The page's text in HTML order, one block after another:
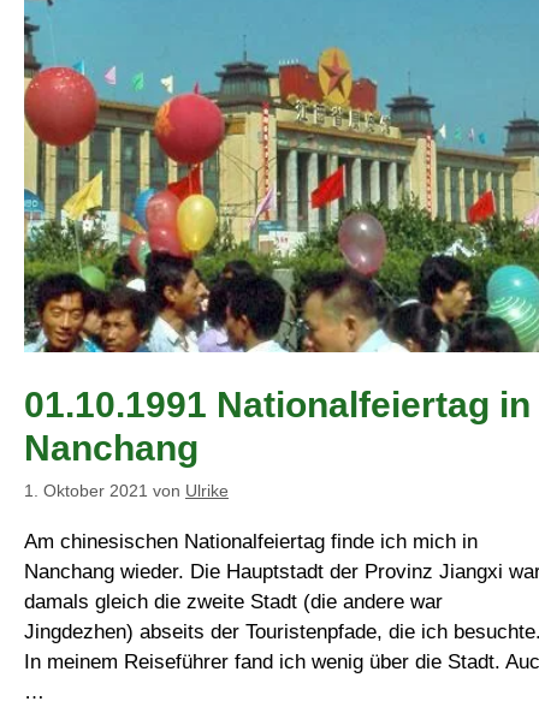
01.10.1991 Nationalfeiertag in
Nanchang
1. Oktober 2021 von Ulrike
Am chinesischen Nationalfeiertag finde ich mich in
Nanchang wieder. Die Hauptstadt der Provinz Jiangxi
damals gleich die zweite Stadt (die andere war
Jingdezhen) abseits der Touristenpfade, die ich besuchte.
In meinem Reiseführer fand ich wenig über die Stadt.
…